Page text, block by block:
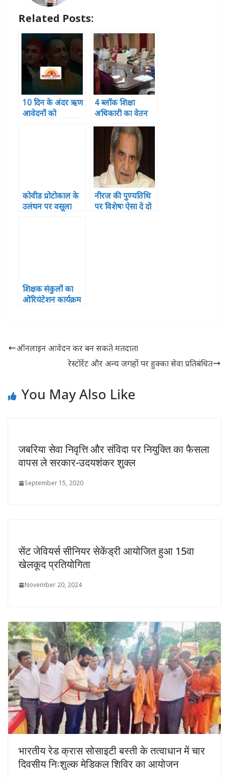
p o
k
Related Posts:
10 दिन के अंदर ऋण
आवेदनों को
4 ब्लॉक शिक्षा
अधिकारी का वेतन
रुका ,2 पर विभागीय
कार्यवाही
कोवीड प्रोटोकाल के
उलंघन पर वसूला
नीरज की पुण्यतिथि
पर विशेषः ऐसा दे दो
शिक्षक संकुलों का
ओरियंटेशन कार्यक्रम
ऑनलाइन आवेदन कर बन सकते मतदाता
रेस्टोरेंट और अन्य जगहों पर हुक्का सेवा प्रतिबंधित
You May Also Like
जबरिया सेवा निवृत्ति और संविदा पर नियुक्ति का फैसला
वापस ले सरकार-उदयशंकर शुक्ल
September 15, 2020
सेंट जेवियर्स सीनियर सेकेंड्री आयोजित हुआ 15वा
खेलकूद प्रतियोगिता
November 20, 2024
भारतीय रेड क्रास सोसाइटी बस्ती के तत्वाधान में चार
दिवसीय निःशुल्क मेडिकल शिविर का आयोजन